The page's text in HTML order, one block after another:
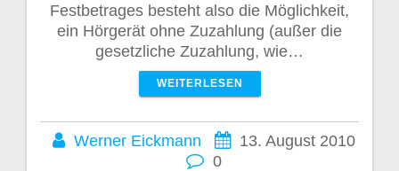
Festbetrages besteht also die Möglichkeit,
ein Hörgerät ohne Zuzahlung (außer die
gesetzliche Zuzahlung, wie…
WEITERLESEN
Werner Eickmann
13. August 2010
0